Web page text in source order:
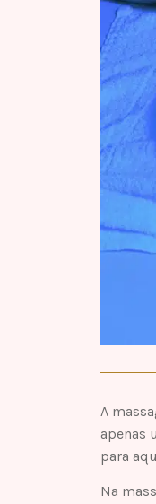
A
apenas
para
Na